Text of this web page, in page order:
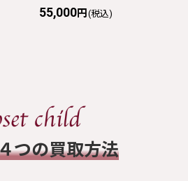
55,000円 (税込)
つの買取方法